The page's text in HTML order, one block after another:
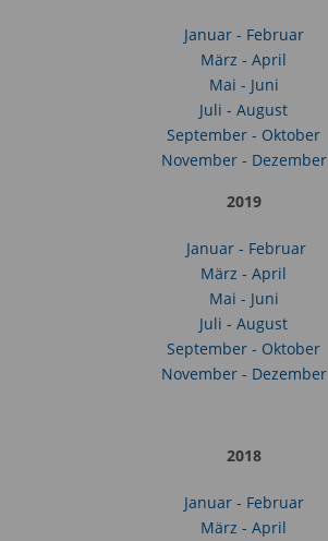
Januar - Februar
März - April
Mai - Juni
Juli - August
September - Oktober
November - Dezember
2019
Januar - Februar
März - April
Mai - Juni
Juli - August
September - Oktober
November - Dezember
2018
Januar - Februar
März - April